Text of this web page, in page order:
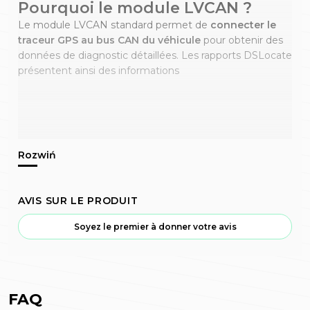
Pourquoi le module LVCAN ?
Le module LVCAN standard permet de connecter le
traceur GPS au bus CAN du véhicule pour obtenir des
données de diagnostic détaillées. Les rapports DSLocate
présentent ainsi des informations
AVIS SUR LE PRODUIT
Soyez le premier à donner votre avis
FAQ